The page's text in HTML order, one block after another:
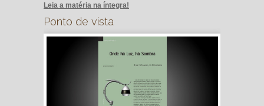
Leia a matéria na íntegra!
Ponto de vista